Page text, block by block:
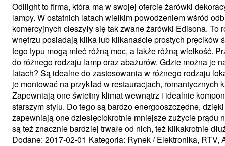
Odllight to firma, która ma w swojej ofercie żarówki
lampy. W ostatnich latach wielkim powodzeniem wśród
komercyjnych cieszyły się tak zwane żarówki Edisona. To
wnętrzu posiadają kilka lub kilkanaście prostych pręcików
tego typu mogą mieć różną moc, a także różną wielkość.
do różnego rodzaju lamp oraz abażurów. Gdzie można je
latach? Są idealne do zastosowania w różnego rodzaju
je montować na przykład w restauracjach, romantycznych
Zapewniają one świetny klimat wewnątrz i idealnie
starszym stylu. Do tego są bardzo energooszczędne,
zapewniają one dziesięciokrotnie mniejsze zużycie prądu
są też znacznie bardziej trwałe od nich, też kilkakrotnie
Dodane: 2017-02-01 Kategoria: Rynek / Elektronika, RTV,